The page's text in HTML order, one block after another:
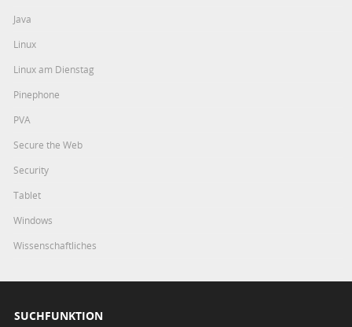
Java
Linux
Linux am Dienstag
Pinephone
PVA
Secure the Web
Security
Tablet
Windows
Wissenschaftliches
SUCHFUNKTION